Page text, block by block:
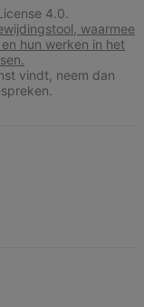
4.0.
waarmee
hun werken in het
vindt, neem dan